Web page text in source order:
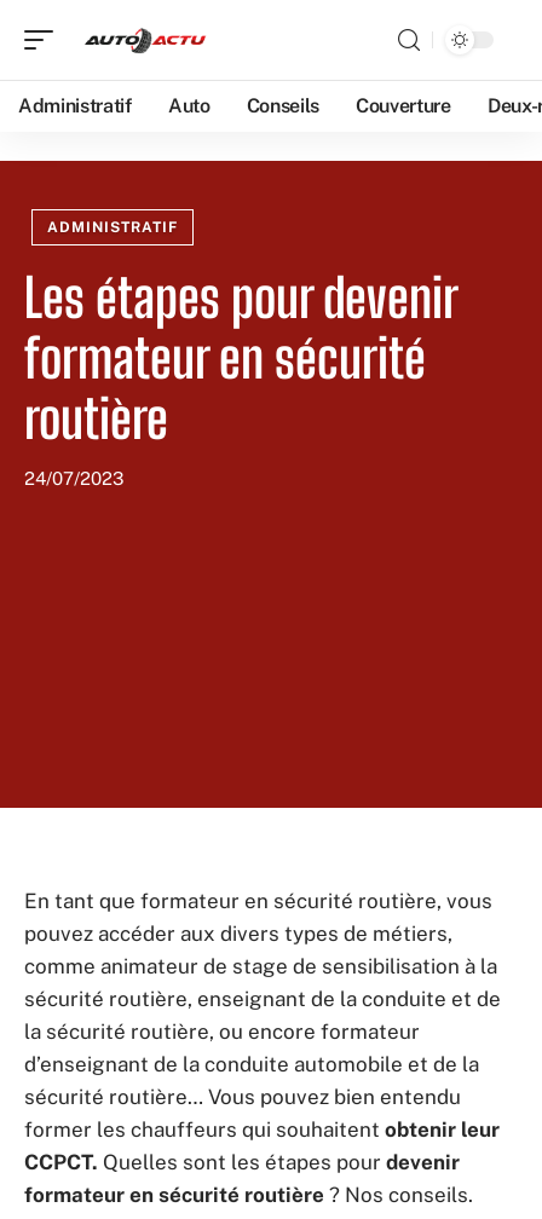
Administratif Auto Conseils Couverture
ADMINISTRATIF
Les étapes pour devenir
formateur en sécurité
routière
24/07/2023
En tant que formateur en sécurité routière, vous
pouvez accéder aux divers types de métiers,
comme animateur de stage de sensibilisation à la
sécurité routière, enseignant de la conduite et de
la sécurité routière, ou encore formateur
d’enseignant de la conduite automobile et de la
sécurité routière… Vous pouvez bien entendu
former les chauffeurs qui souhaitent obtenir leur
CCPCT. Quelles sont les étapes pour devenir
formateur en sécurité routière ? Nos conseils.